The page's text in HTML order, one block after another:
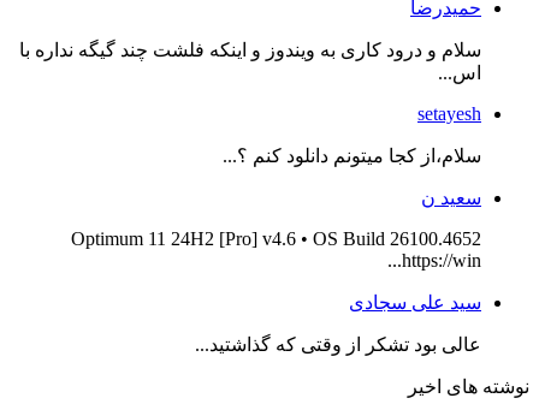
حمیدرضا
سلام و درود کاری به ویندوز و اینکه فلشت چند گیگه نداره با
اس...
setayesh
سلام،از کجا میتونم دانلود کنم ؟...
سعید ن
Optimum 11 24H2 [Pro] v4.6 • OS Build 26100.4652
https://win...
سید علی سجادی
عالی بود تشکر از وقتی که گذاشتید...
نوشته های اخیر